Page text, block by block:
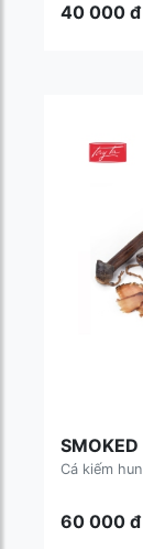
40 000 đ
Cá kiếm
60 000 đ